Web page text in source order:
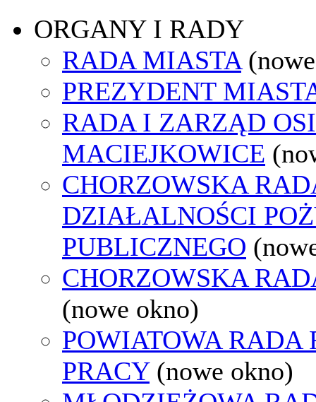
ORGANY I RADY
RADA MIASTA
PREZYDENT
RADA I ZARZĄD
MACIEJKOWICE
CHORZOWSKA
DZIAŁALNOŚCI
PUBLICZNEGO
CHORZOWSKA
(nowe okno)
POWIATOWA RADA
PRACY (nowe okno)